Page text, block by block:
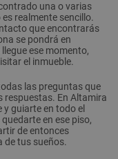
una o varias
realmente sencillo.
que encontrarás
se pondrá en
ese momento,
el inmueble.
las preguntas que
respuestas. En Altamira
guiarte en todo el
en ese piso,
de entonces
de tus sueños.